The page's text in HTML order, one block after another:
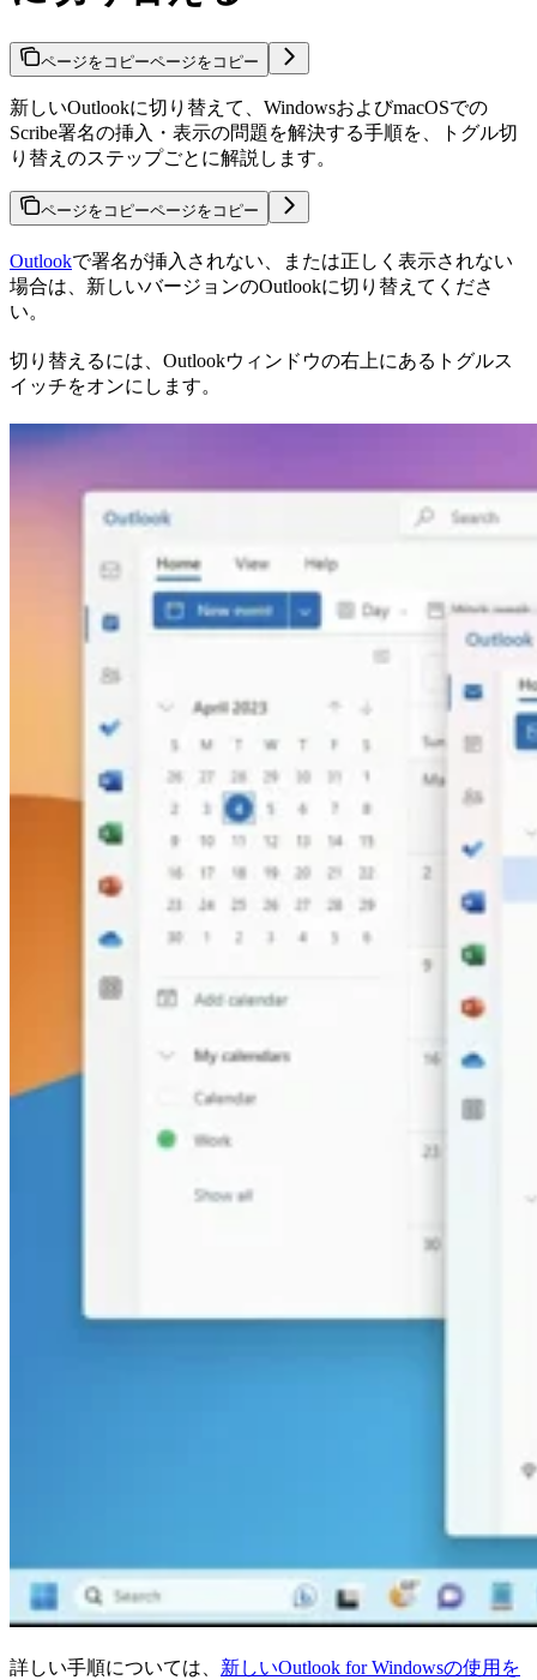
ページをコピーページをコピー
新しいOutlookに切り替えて、WindowsおよびmacOSでの
Scribe署名の挿入・表示の問題を解決する手順を、トグル切
り替えのステップごとに解説します。
ページをコピーページをコピー
Outlookで署名が挿入されない、または正しく表示されない
場合は、新しいバージョンのOutlookに切り替えてくださ
い。
切り替えるには、Outlookウィンドウの右上にあるトグルス
イッチをオンにします。
詳しい手順については、 新しいOutlook for Windowsの使用を